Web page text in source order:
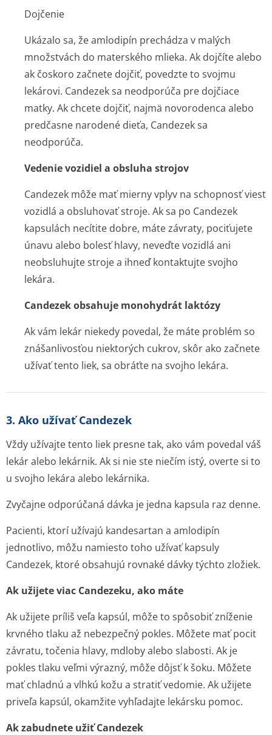
Dojčenie
Ukázalo sa, že amlodipín prechádza v malých
množstvách do materského mlieka. Ak dojčíte alebo
ak čoskoro začnete dojčiť, povedzte to svojmu
lekárovi. Candezek sa neodporúča pre dojčiace
matky. Ak chcete dojčiť, najmä novorodenca alebo
predčasne narodené dieťa, Candezek sa
neodporúča.
Vedenie vozidiel a obsluha strojov
Candezek môže mať mierny vplyv na schopnosť viesť
vozidlá a obsluhovať stroje. Ak sa po Candezek
kapsulách necítite dobre, máte závraty, pociťujete
únavu alebo bolesť hlavy, neveďte vozidlá ani
neobsluhujte stroje a ihneď kontaktujte svojho
lekára.
Candezek obsahuje monohydrát laktózy
Ak vám lekár niekedy povedal, že máte problém so
znášanlivosťou niektorých cukrov, skôr ako začnete
užívať tento liek, sa obráťte na svojho lekára.
3. Ako užívať Candezek
Vždy užívajte tento liek presne tak, ako vám povedal váš
lekár alebo lekárnik. Ak si nie ste niečím istý, overte si to
u svojho lekára alebo lekárnika.
Zvyčajne odporúčaná dávka je jedna kapsula raz denne.
Pacienti, ktorí užívajú kandesartan a amlodipín
jednotlivo, môžu namiesto toho užívať kapsuly
Candezek, ktoré obsahujú rovnaké dávky týchto zložiek.
Ak užijete viac Candezeku, ako máte
Ak užijete príliš veľa kapsúl, môže to spôsobiť zníženie
krvného tlaku až nebezpečný pokles. Môžete mať pocit
závratu, točenia hlavy, mdloby alebo slabosti. Ak je
pokles tlaku veľmi výrazný, môže dôjsť k šoku. Môžete
mať chladnú a vlhkú kožu a stratiť vedomie. Ak užijete
priveľa kapsúl, okamžite vyhľadajte lekársku pomoc.
Ak zabudnete užiť Candezek